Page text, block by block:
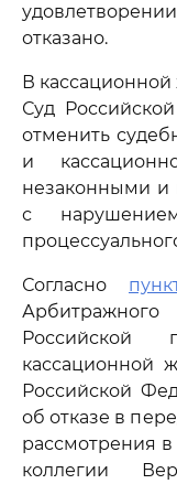
отказано.
В
Суд
отменить
и
незаконными и
с
Согласно
Российской
кассационной
Российской
об отказе в
рассмотрения
коллегии